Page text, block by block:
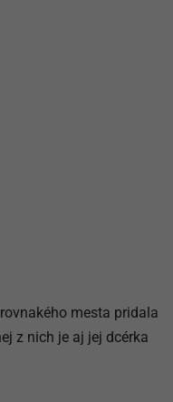
mesta pridala
z nich je aj jej dcérka